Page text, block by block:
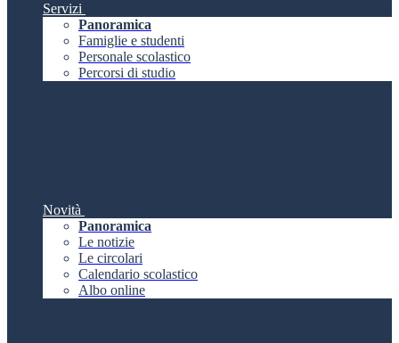
Servizi
Panoramica
Famiglie e studenti
Personale scolastico
Percorsi di studio
Novità
Panoramica
Le notizie
Le circolari
Calendario scolastico
Albo online